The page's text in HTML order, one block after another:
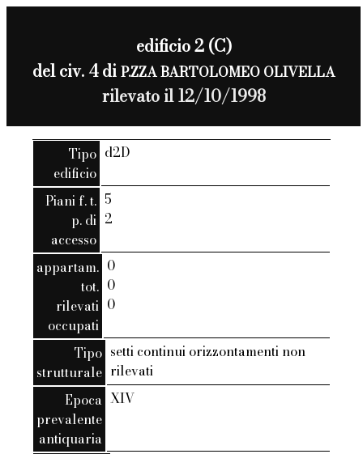
edificio 2 (C)
del civ. 4 diP.ZZA BARTOLOMEO OLIVELLA
rilevato il 12/10/1998
Tipo
edificio
d2D
Piani f. t.
p. di
accesso
5
2
appartam.
tot.
rilevati
occupati
0
0
0
Tipo
strutturale
setti continui orizzontamenti non
rilevati
Epoca
prevalente
antiquaria
XIV